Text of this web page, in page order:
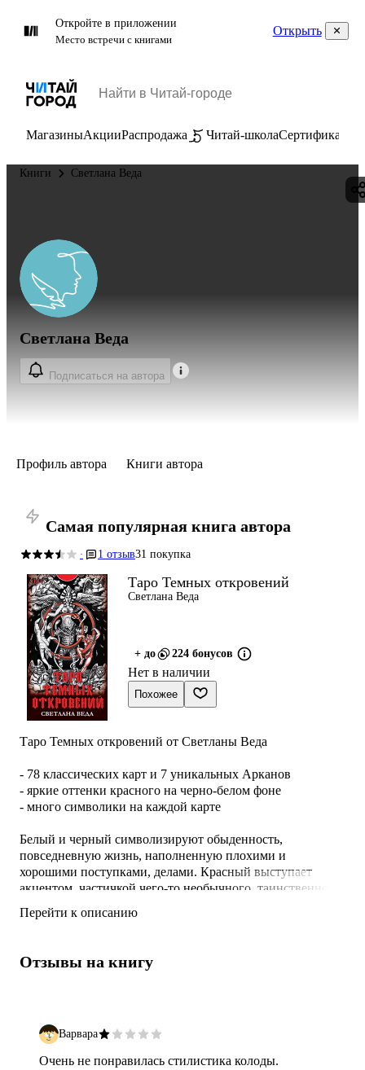
Откройте в приложении
Место встречи с книгами
Открыть
МагазиныАкцииРаспродажа Читай-школаСертификаты
Книги Светлана Веда
Светлана Веда
Подписаться на автора
Профиль автора Книги автора
Самая популярная книга автора
· 1 отзыв31 покупка
Таро Темных откровений
Светлана Веда
+ до 224 бонусов
Нет в наличии
Похожее
Таро Темных откровений от Светланы Веда
- 78 классических карт и 7 уникальных Арканов
- яркие оттенки красного на черно-белом фоне
- много символики на каждой карте
Белый и черный символизируют обыденность,
повседневную жизнь, наполненную плохими и
хорошими поступками, делами. Красный выступает
акцентом, частичкой чего-то необычного, таинственного,
карте. Кому-то они откроют глаза на их плохие поступки,
действительно наполнен.
Перейти к описанию
Отзывы на книгу
Варвара
Очень не понравилась стилистика колоды.